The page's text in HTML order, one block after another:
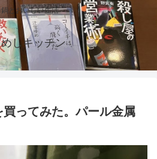
とおいしい生活
しキッチン
ってみた。パール金属